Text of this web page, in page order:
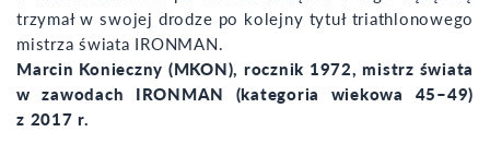
trzymał w swojej drodze po kolejny tytuł triathlonowego
mistrza świata IRONMAN.
Marcin Konieczny (MKON), rocznik 1972, mistrz świata
w zawodach IRONMAN (kategoria wiekowa 45–49)
z 2017 r.